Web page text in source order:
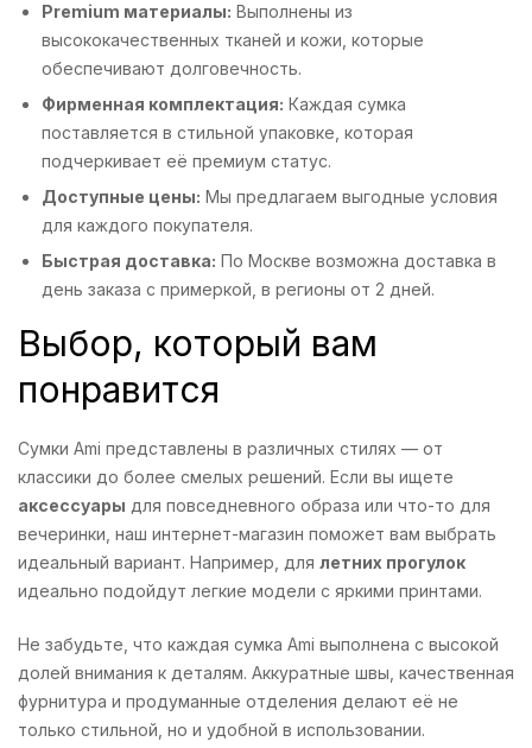
Premium материалы: Выполнены из
высококачественных тканей и кожи, которые
обеспечивают долговечность.
Фирменная комплектация: Каждая сумка
поставляется в стильной упаковке, которая
подчеркивает её премиум статус.
Доступные цены: Мы предлагаем выгодные условия
для каждого покупателя.
Быстрая доставка: По Москве возможна доставка в
день заказа с примеркой, в регионы от 2 дней.
Выбор, который вам
понравится
Сумки Ami представлены в различных стилях — от
классики до более смелых решений. Если вы ищете
аксессуары для повседневного образа или что-то для
вечеринки, наш интернет-магазин поможет вам выбрать
идеальный вариант. Например, для летних прогулок
идеально подойдут легкие модели с яркими принтами.
Не забудьте, что каждая сумка Ami выполнена с высокой
долей внимания к деталям. Аккуратные швы, качественная
фурнитура и продуманные отделения делают её не
только стильной, но и удобной в использовании.